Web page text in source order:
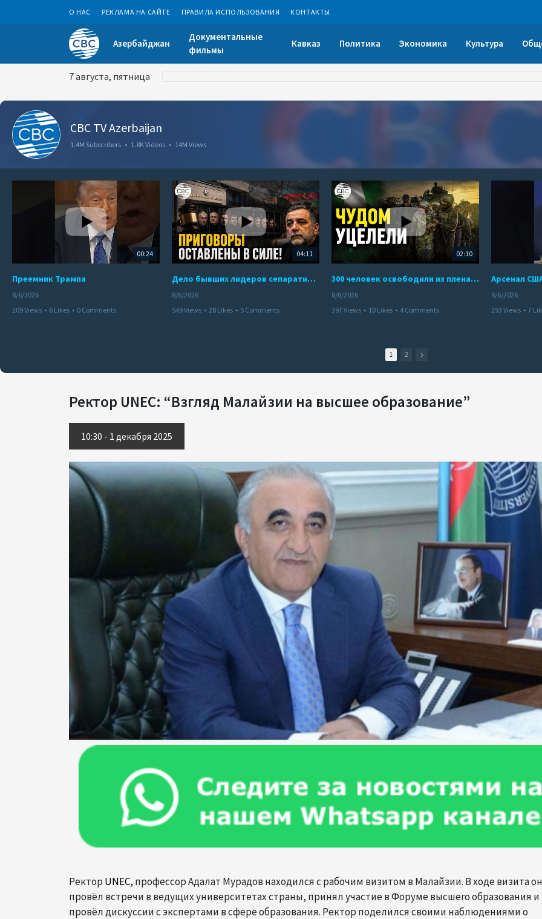
О НАС РЕКЛАМА НА САЙТЕ ПРАВИЛА ИСПОЛЬЗОВАНИЯ КОНТАКТЫ
Азербайджан
Документальные
фильмы
Кавказ Политика Экономика Культура
7 августа, пятница
CBC TV Azerbaijan
1.4M Subscribers • 1.8K Videos • 14M Views
00:24
Преемник Трампа
8/6/2026
209 Views • 6 Likes • 0 Comments
04:11
Дело бывших лидеров сепаратистского режима в Карабахе
8/6/2026
549 Views • 28 Likes • 5 Comments
02:10
300 человек освободили из плена террористов. Невероятная история спасения
8/6/2026
397 Views • 10 Likes • 4 Comments
8/6/2026
293 Views • 7
1 2
Ректор UNEC: “Взгляд Малайзии на высшее образование”
10:30 - 1 декабря 2025
Ректор UNEC, профессор Адалат Мурадов находился с рабочим визитом в Малайзии. В ходе визита он
провёл встречи в ведущих университетах страны, принял участие в Форуме высшего образования и
провёл дискуссии с экспертами в сфере образования. Ректор поделился своими наблюдениями о